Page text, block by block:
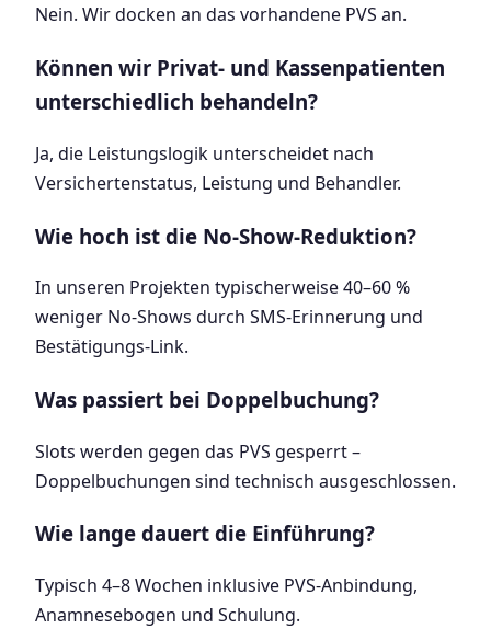
Nein. Wir docken an das vorhandene PVS an.
Können wir Privat- und Kassenpatienten
unterschiedlich behandeln?
Ja, die Leistungslogik unterscheidet nach
Versichertenstatus, Leistung und Behandler.
Wie hoch ist die No-Show-Reduktion?
In unseren Projekten typischerweise 40–60 %
weniger No-Shows durch SMS-Erinnerung und
Bestätigungs-Link.
Was passiert bei Doppelbuchung?
Slots werden gegen das PVS gesperrt –
Doppelbuchungen sind technisch ausgeschlossen.
Wie lange dauert die Einführung?
Typisch 4–8 Wochen inklusive PVS-Anbindung,
Anamnesebogen und Schulung.